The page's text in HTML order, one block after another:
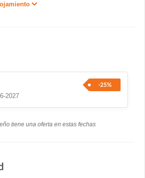
-25%
2027
tiene una oferta en estas fechas